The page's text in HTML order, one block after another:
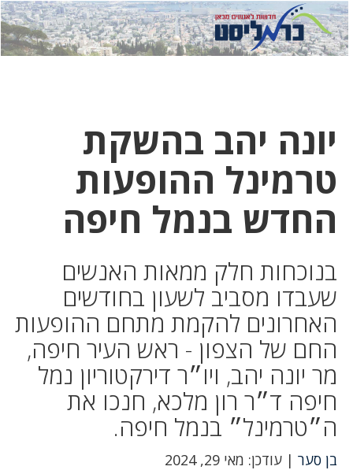
לחץ
כאן
לחץ
כדי
יונה יהב בהשקת
טרמינל ההופעות
החדש בנמל חיפה
בנוכחות חלק ממאות האנשים
שעבדו מסביב לשעון בחודשים
האחרונים להקמת מתחם ההופעות
החם של הצפון - ראש העיר חיפה,
מר יונה יהב, ויו״ר דירקטוריון נמל
חיפה ד״ר רון מלכא, חנכו את
ה״טרמינל״ בנמל חיפה.
בן סער | עודכן: מאי 29, 2024